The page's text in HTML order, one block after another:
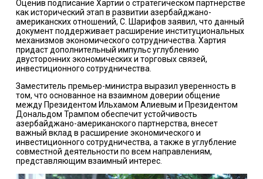
Оценив подписание Хартии о стратегическом партнерстве
как исторический этап в развитии азербайджано-
американских отношений, С. Шарифов заявил, что данный
документ поддерживает расширение институциональных
механизмов экономического сотрудничества. Хартия
придаст дополнительный импульс углублению
двусторонних экономических и торговых связей,
инвестиционного сотрудничества.
Заместитель премьер-министра выразил уверенность в
том, что основанное на взаимном доверии общение
между Президентом Ильхамом Алиевым и Президентом
Дональдом Трампом обеспечит устойчивость
азербайджано-американского партнерства, внесет
важный вклад в расширение экономического и
инвестиционного сотрудничества, а также в углубление
совместной деятельности по всем направлениям,
представляющим взаимный интерес.